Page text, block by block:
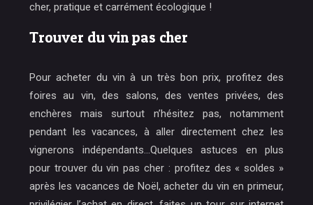
cher, pratique et carrément écologique !
Trouver du vin pas cher
Pour acheter du vin à un très bon prix, profitez des
foires au vin, des salons, des ventes privées, des
enchères mais surtout n’hésitez pas, notamment
pendant les vacances, à aller directement chez les
vignerons indépendants…Quelques astuces en plus
pour trouver du vin pas cher : profitez des « soldes »
après les vacances de Noël, acheter du vin en primeur,